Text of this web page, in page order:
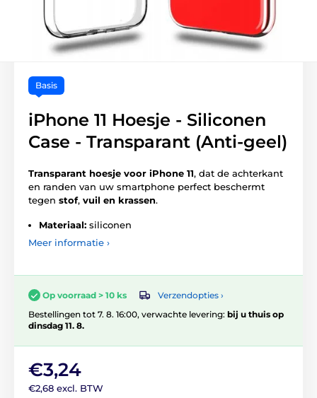
Basis
iPhone 11 Hoesje - Siliconen
Case - Transparant (Anti-geel)
Transparant hoesje voor iPhone 11, dat de achterkant
en randen van uw smartphone perfect beschermt
tegen stof, vuil en krassen.
Materiaal: siliconen
Meer informatie ›
Op voorraad > 10 ks
Verzendopties ›
Bestellingen tot 7. 8. 16:00, verwachte levering: bij u thuis op
dinsdag 11. 8.
€3,24
€2,68 excl. BTW